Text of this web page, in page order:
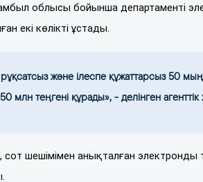
облысы бойынша департаменті
екі көлікті ұстады.
және ілеспе құжаттарсыз 50
млн теңгені құрады», - делінген
сот шешімімен анықталған